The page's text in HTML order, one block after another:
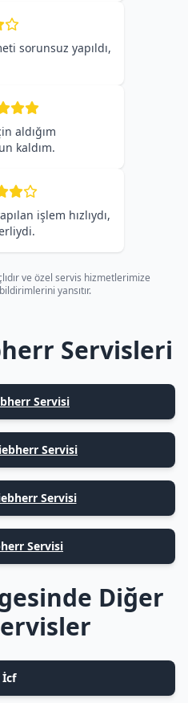
sorunsuz yapıldı,
aldığım
kaldım.
işlem hızlıydı,
ve özel servis hizmetlerimize
yansıtır.
Servisleri
Servisi
Servisi
Servisi
Servisi
Diğer
İcf